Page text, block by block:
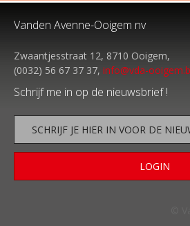
Vanden Avenne-Ooigem nv
Zwaantjesstraat 12, 8710 Ooigem,
(0032) 56 67 37 37, info@vda-
Schrijf me in op de nieuwsbrief !
SCHRIJF JE HIER IN VOOR DE
LOGIN